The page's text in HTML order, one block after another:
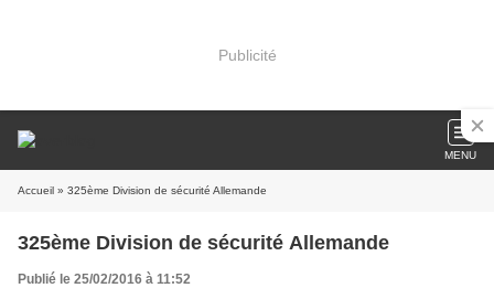
Publicité
MENU
Accueil » 325ème Division de sécurité Allemande
325ème Division de sécurité Allemande
Publié le 25/02/2016 à 11:52